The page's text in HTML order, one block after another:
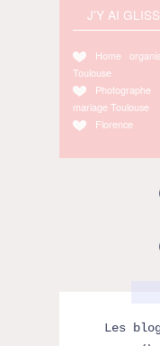
J'Y AI
Home
Toulouse
Photographe
mariage Toulouse
Florence
Les